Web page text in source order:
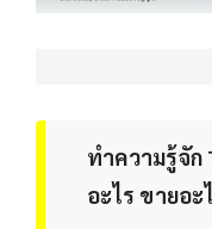
ทำความรู้จัก
อะไร ขายอะ